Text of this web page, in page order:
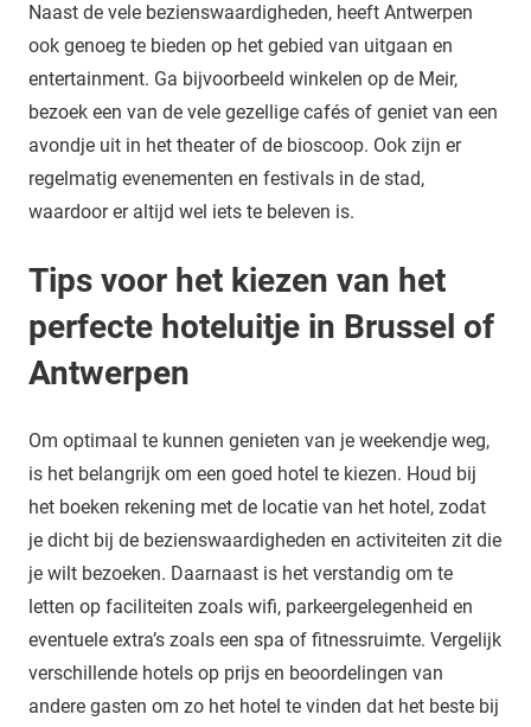
Naast de vele bezienswaardigheden, heeft Antwerpen
ook genoeg te bieden op het gebied van uitgaan en
entertainment. Ga bijvoorbeeld winkelen op de Meir,
bezoek een van de vele gezellige cafés of geniet van een
avondje uit in het theater of de bioscoop. Ook zijn er
regelmatig evenementen en festivals in de stad,
waardoor er altijd wel iets te beleven is.
Tips voor het kiezen van het
perfecte hoteluitje in Brussel of
Antwerpen
Om optimaal te kunnen genieten van je weekendje weg,
is het belangrijk om een goed hotel te kiezen. Houd bij
het boeken rekening met de locatie van het hotel, zodat
je dicht bij de bezienswaardigheden en activiteiten zit die
je wilt bezoeken. Daarnaast is het verstandig om te
letten op faciliteiten zoals wifi, parkeergelegenheid en
eventuele extra’s zoals een spa of fitnessruimte. Vergelijk
verschillende hotels op prijs en beoordelingen van
andere gasten om zo het hotel te vinden dat het beste bij